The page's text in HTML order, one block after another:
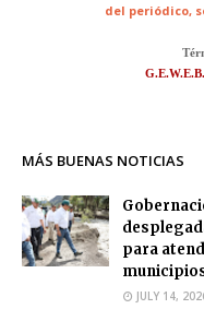
del periódico,
MÁS BUENAS NOTICIAS
para
JULY 14,